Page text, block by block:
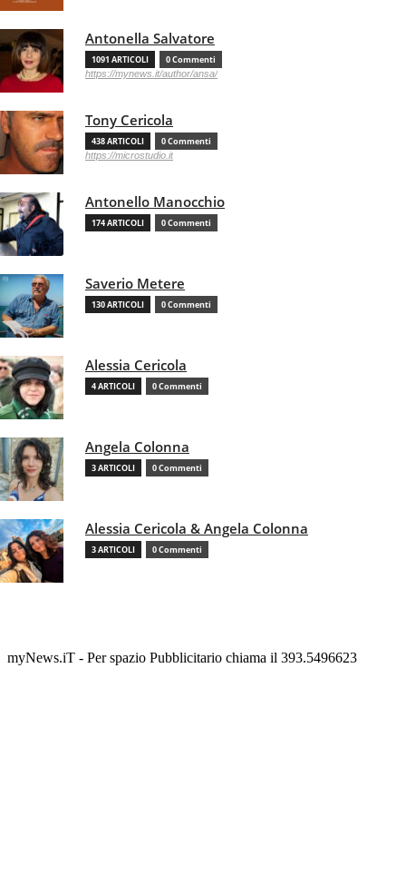
Antonella Salvatore
1091 ARTICOLI 0 Commenti
https://mynews.it/author/ansa/
Tony Cericola
438 ARTICOLI 0 Commenti
https://microstudio.it
Antonello Manocchio
174 ARTICOLI 0 Commenti
Saverio Metere
130 ARTICOLI 0 Commenti
Alessia Cericola
4 ARTICOLI 0 Commenti
Angela Colonna
3 ARTICOLI 0 Commenti
Alessia Cericola & Angela Colonna
3 ARTICOLI 0 Commenti
myNews.iT - Per spazio Pubblicitario chiama il 393.5496623